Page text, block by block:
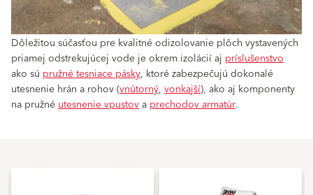
Dôležitou súčasťou pre kvalitné odizolovanie plôch vystavených
priamej odstrekujúcej vode je okrem izolácií aj príslušenstvo
ako sú pružné tesniace pásky, ktoré zabezpečujú dokonalé
utesnenie hrán a rohov (vnútorný, vonkajší), ako aj komponenty
na pružnéutesnenie vpustova prechodov armatúr.